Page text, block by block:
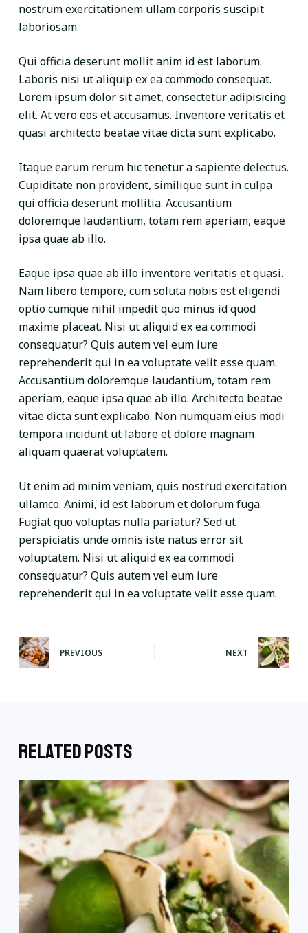
nostrum exercitationem ullam corporis suscipit
laboriosam.
Qui officia deserunt mollit anim id est laborum.
Laboris nisi ut aliquip ex ea commodo consequat.
Lorem ipsum dolor sit amet, consectetur adipisicing
elit. At vero eos et accusamus. Inventore veritatis et
quasi architecto beatae vitae dicta sunt explicabo.
Itaque earum rerum hic tenetur a sapiente delectus.
Cupiditate non provident, similique sunt in culpa
qui officia deserunt mollitia. Accusantium
doloremque laudantium, totam rem aperiam, eaque
ipsa quae ab illo.
Eaque ipsa quae ab illo inventore veritatis et quasi.
Nam libero tempore, cum soluta nobis est eligendi
optio cumque nihil impedit quo minus id quod
maxime placeat. Nisi ut aliquid ex ea commodi
consequatur? Quis autem vel eum iure
reprehenderit qui in ea voluptate velit esse quam.
Accusantium doloremque laudantium, totam rem
aperiam, eaque ipsa quae ab illo. Architecto beatae
vitae dicta sunt explicabo. Non numquam eius modi
tempora incidunt ut labore et dolore magnam
aliquam quaerat voluptatem.
Ut enim ad minim veniam, quis nostrud exercitation
ullamco. Animi, id est laborum et dolorum fuga.
Fugiat quo voluptas nulla pariatur? Sed ut
perspiciatis unde omnis iste natus error sit
voluptatem. Nisi ut aliquid ex ea commodi
consequatur? Quis autem vel eum iure
reprehenderit qui in ea voluptate velit esse quam.
PREVIOUS NEXT
Related Posts